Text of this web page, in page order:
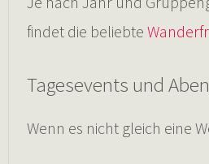
findet die beliebte
Tagesevents und
Wenn es nicht gleich eine